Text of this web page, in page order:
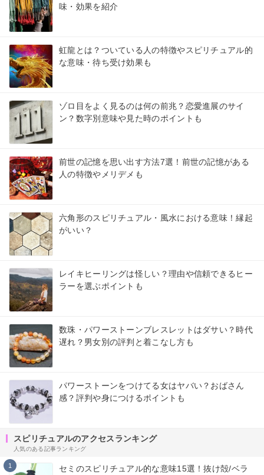
味・効果を紹介
虹龍とは？ついている人の特徴やスピリチュアル的
な意味・待ち受け効果も
ゾロ目をよく見るのは何の前兆？恋愛進展のサイ
ン？数字別意味や見た時のポイントも
前世の記憶を思い出す方法7選！前世の記憶がある
人の特徴やメリデメも
六角形のスピリチュアル・風水における意味！縁起
がいい？
レイキヒーリングは怪しい？理由や信頼できるヒー
ラーを選ぶポイントも
数珠・パワーストーンブレスレットはダサい？時代
遅れ？男女別の評判と着こなし方も
パワーストーンをつけてる女はヤバい？おばさん
感？評判や身につけるポイントも
スピリチュアルのアクセスランキング
人気のある記事ランキング
1
セミのスピリチュアル的な意味15選！抜け殻/ベラ